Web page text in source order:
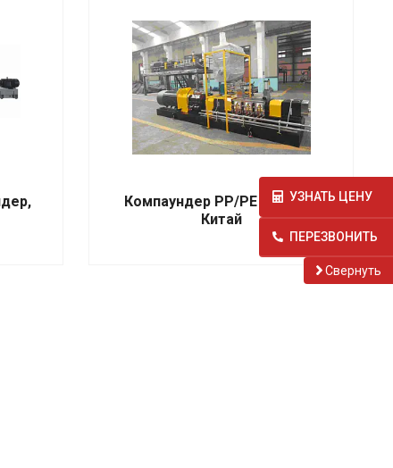
Компаундер PP/PE 130/180,
Китай
УЗНАТЬ ЦЕНУ
ПЕРЕЗВОНИТЬ
Cвернуть